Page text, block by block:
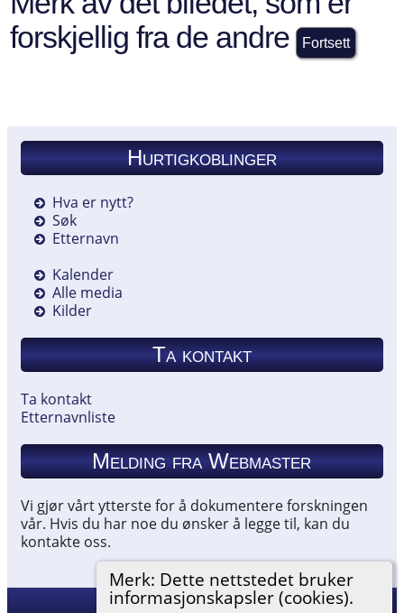
Merk: Dette nettstedet bruker
informasjonskapsler (cookies).
forskjellig fra de andre
Hurtigkoblinger
Hva er nytt?
Søk
Etternavn
Kalender
Alle media
Kilder
Ta kontakt
Ta kontakt
Etternavnliste
Melding fra Webmaster
Vi gjør vårt ytterste for å dokumentere forskningen
vår. Hvis du har noe du ønsker å legge til, kan du
kontakte oss.